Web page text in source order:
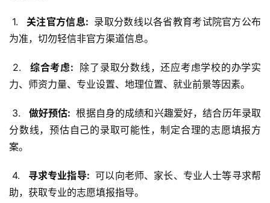
1.
  关注官方信息:
录取分数线以各省教育考试院官方公布
为准，切勿轻信非官方渠道信息。
2.
  综合考虑:
除了录取分数线，还应考虑学校的办学实
力、师资力量、专业设置、地理位置、就业前景等因素。
3.
  做好预估:
根据自身的成绩和兴趣爱好，结合历年录取
分数线，预估自己的录取可能性，制定合理的志愿填报方
案。
4.
  寻求专业指导:
可以向老师、家长、专业人士等寻求帮
助，获取专业的志愿填报指导。